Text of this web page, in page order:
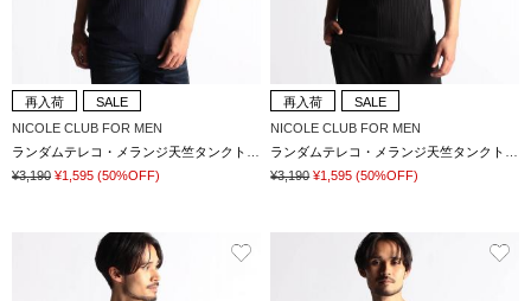
再入荷
SALE
NICOLE CLUB FOR MEN
¥3,190 ¥1,595 (50%OFF)
再入荷
SALE
NICOLE CLUB FOR MEN
¥3,190 ¥1,595 (50%OFF)